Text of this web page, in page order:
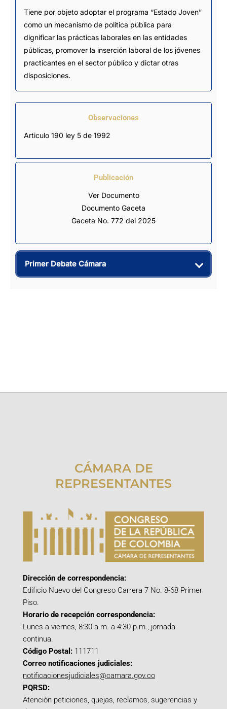
Tiene por objeto adoptar el programa “Estado Joven”
como un mecanismo de política pública para
dignificar las prácticas laborales en las entidades
públicas, promover la inserción laboral de los jóvenes
practicantes en el sector público y dictar otras
disposiciones.
Observaciones
Articulo 190 ley 5 de 1992
Publicación
Ver Documento
Documento Gaceta
Gaceta No. 772 del 2025
Primer Debate Cámara
CÁMARA DE
REPRESENTANTES
Dirección de correspondencia:
Edificio Nuevo del Congreso Carrera 7 No. 8-68 Primer
Piso.
Horario de recepción correspondencia:
Lunes a viernes, 8:30 a.m. a 4:30 p.m., jornada
continua.
Código Postal: 111711
Correo notificaciones judiciales:
notificacionesjudiciales@camara.gov.co
PQRSD:
Atención peticiones, quejas, reclamos, sugerencias y